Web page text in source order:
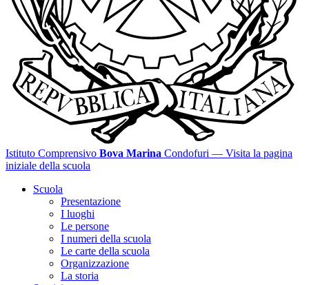
Istituto Comprensivo Bova Marina Condofuri — Visita la pagina
iniziale della scuola
Scuola
Presentazione
I luoghi
Le persone
I numeri della scuola
Le carte della scuola
Organizzazione
La storia